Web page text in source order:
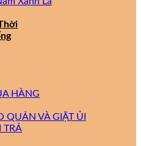
HÀNG
QUẢN VÀ GIẶT ỦI
TRẢ